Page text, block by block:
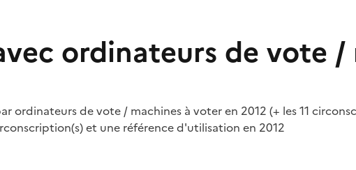
ordinateurs de vote
ordinateurs de vote / machines à voter en 2012 (+ les 11
et une référence d'utilisation en 2012